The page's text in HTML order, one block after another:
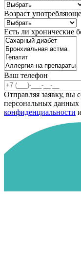
Возраст
Есть ли хронические
Ваш телефон
Отправляя заявку, вы
персональных данных
конфиденциальности и